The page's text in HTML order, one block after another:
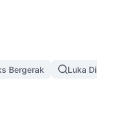
Bergerak Luka Di Wajah